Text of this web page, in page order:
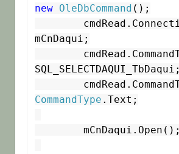
new
OleDbCommand ();
mCnDaqui;
SQL_SELECTDAQUI_TbDaqui;
CommandType .Text;